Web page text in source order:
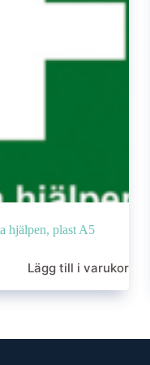
hjälpen, plast A5
Lägg till i varukorg